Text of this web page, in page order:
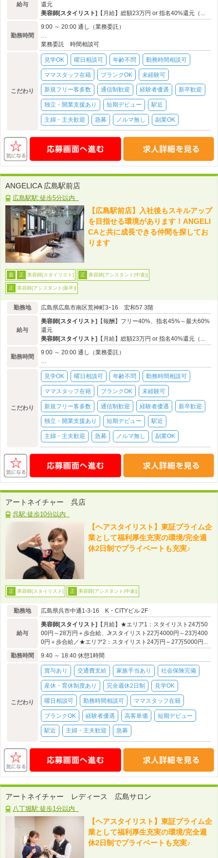
給与
還元
美容師[スタイリスト]
【月給】総額23万円 or 指名40%還元（...
勤務時間
9:00 ～ 20:00 通し（業務委託）
…
業務委託 時間相談可
こだわり
見学OK 曜日相談可 年齢不問 勤務時間相談可
ママスタッフ在籍 ブランクOK 未経験可
新規フリー客多数 通信制歓迎 経験者優遇 新卒歓迎
独立・開業支援あり 短期デビュー 駅近
主婦・主夫歓迎 急募 ノルマ無し 副業OK
ANGELICA 広島駅前店
広島駅駅:徒歩5分以内
【広島駅前店】入社後もスキルアップ
を目指せる環境があります！ANGELI
CAと共に成長できる仲間を探してお
ります
面 正 美容師[スタイリスト] 正 美容師[アシスタント(中途)]
正 美容師[アシスタント(新卒)]
勤務地 広島県広島市南区荒神町3ｰ16 宏和57 3階
給与
美容師[スタイリスト] 【報酬】フリー40%、指名45%～最大60%
還元
美容師[スタイリスト] 【月給】総額23万円 or 指名40%還元（...
勤務時間
9:00 ～ 20:00 通し（業務委託）
こだわり
見学OK 曜日相談可 年齢不問 勤務時間相談可
ママスタッフ在籍 ブランクOK 未経験可
新規フリー客多数 通信制歓迎 経験者優遇 新卒歓迎
独立・開業支援あり 短期デビュー 駅近
主婦・主夫歓迎 急募 ノルマ無し 副業OK
アートネイチャー 呉店
呉駅:徒歩10分以内
【ヘアスタイリスト】東証プライム企
業として福利厚生充実の環境/完全週
休2日制でプライベートも充実♪
正 美容師[スタイリスト] 正 美容師[アシスタント(中途)]
勤務地 広島県呉市中通1-3-16 K・CITYビル 2F
給与
美容師[スタイリスト] 【月給】★エリア1：スタイリスト24万50
00円～28万円＋歩合給、Jrスタイリスト22万4000円～23万400
0円＋歩合給／★エリア2：スタイリスト24万円～27万5000円...
勤務時間
9:40 ～ 18:40 休憩1時間
こだわり
賞与あり 交通費支給 家族手当あり 社会保険完備
産休・育休制度あり 完全週休2日制 見学OK
曜日相談可 勤務時間相談可 ママスタッフ在籍
ブランクOK 経験者優遇 高客単価 短期デビュー
駅近 主婦・主夫歓迎 急募
アートネイチャー レディース 広島サロン
八丁堀駅:徒歩1分以内
【ヘアスタイリスト】東証プライム企
業として福利厚生充実の環境/完全週
休2日制でプライベートも充実♪